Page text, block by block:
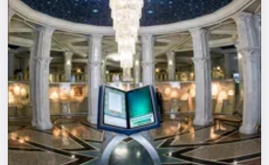
Спорт
События
Города
Площадки
Артисты
Рейтинги